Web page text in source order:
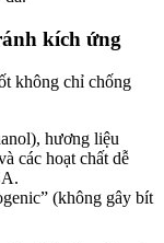
kích ứng
không chỉ chống
hương liệu
các hoạt chất dễ
(không gây bít